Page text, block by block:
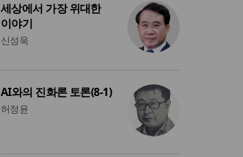
세상에서 가장 위대한
이야기
신성욱
AI와의 진화론 토론(8-1)
허정윤